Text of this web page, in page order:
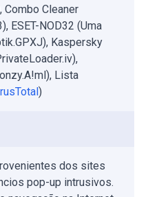
Combo Cleaner
ESET-NOD32 (Uma
Kaspersky
Lista
)
dos sites
pop-up intrusivos.